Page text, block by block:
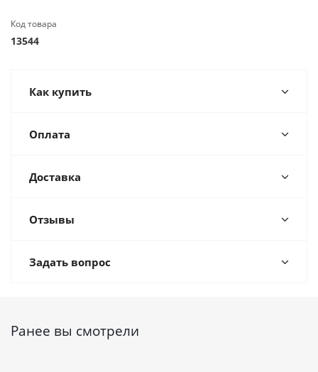
Код товара
13544
Как купить
Оплата
Доставка
Отзывы
Задать вопрос
Ранее вы смотрели